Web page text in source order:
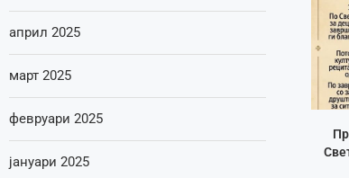
април 2025
март 2025
февруари 2025
јануари 2025